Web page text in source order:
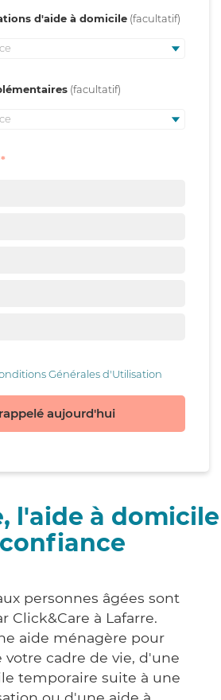
d'aide à domicile
Générales d'Utilisation
aujourd'hui
l'aide à domicile
personnes âgées sont
Click&Care à Lafarre.
aide ménagère pour
cadre de vie, d'une
temporaire suite à une